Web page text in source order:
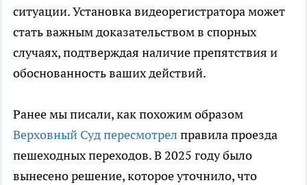
ситуации. Установка видеорегистратора может
стать важным доказательством в спорных
случаях, подтверждая наличие препятствия и
обоснованность ваших действий.
Ранее мы писали, как похожим образом
Верховный Суд пересмотрел правила проезда
пешеходных переходов. В 2025 году было
вынесено решение, которое уточнило, что